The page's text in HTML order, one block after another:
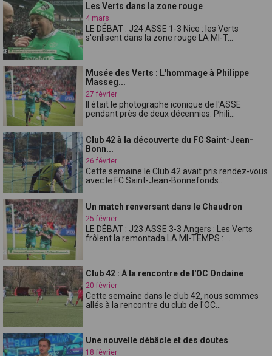
Les Verts dans la zone rouge
4 mars
LE DÉBAT : J24 ASSE 1-3 Nice : les Verts
s'enlisent dans la zone rouge LA MI-T...
Musée des Verts : L'hommage à Philippe
Masseg...
27 février
Il était le photographe iconique de l'ASSE
pendant près de deux décennies. Phili...
Club 42 à la découverte du FC Saint-Jean-
Bonn...
26 février
Cette semaine le Club 42 avait pris rendez-vous
avec le FC Saint-Jean-Bonnefonds...
Un match renversant dans le Chaudron
25 février
LE DÉBAT : J23 ASSE 3-3 Angers : Les Verts
frôlent la remontada LA MI-TEMPS : ...
Club 42 : À la rencontre de l'OC Ondaine
20 février
Cette semaine dans le club 42, nous sommes
allés à la rencontre du club de l'OC...
Une nouvelle débâcle et des doutes
18 février